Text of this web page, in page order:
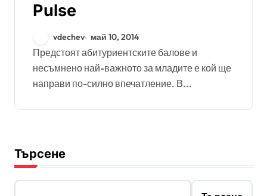
Pulse
vdechev май 10, 2014
Предстоят абитуриентските балове и
несъмнено най-важното за младите е кой ще
направи по-силно впечатление. В...
Търсене